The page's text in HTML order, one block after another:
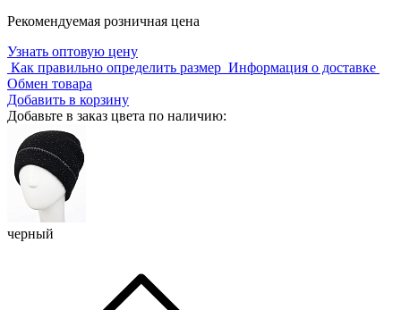
Рекомендуемая розничная цена
Узнать оптовую цену
Как правильно определить размер Информация о доставке
Обмен товара
Добавить в корзину
Добавьте в заказ цвета по наличию:
черный